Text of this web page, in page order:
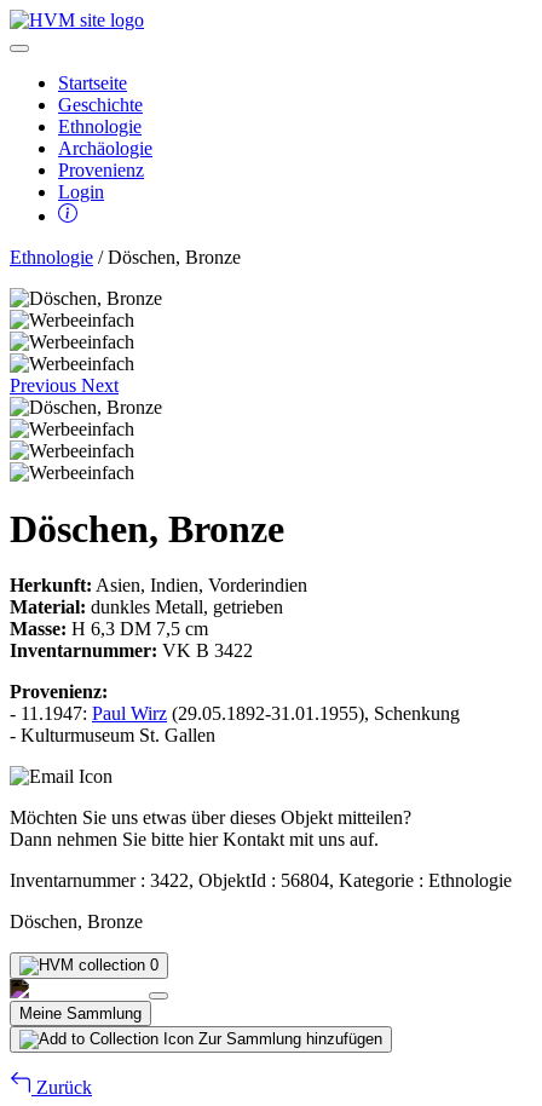
Startseite
Geschichte
Ethnologie
Archäologie
Provenienz
Login
Ethnologie / Döschen, Bronze
Previous Next
Döschen, Bronze
Herkunft: Asien, Indien, Vorderindien
Material: dunkles Metall, getrieben
Masse: H 6,3 DM 7,5 cm
Inventarnummer: VK B 3422
Provenienz:
- 11.1947: Paul Wirz (29.05.1892-31.01.1955), Schenkung
- Kulturmuseum St. Gallen
Möchten Sie uns etwas über dieses Objekt mitteilen?
Dann nehmen Sie bitte hier Kontakt mit uns auf.
Inventarnummer : 3422, ObjektId : 56804, Kategorie : Ethnologie
Döschen, Bronze
0
Meine Sammlung
Zur Sammlung hinzufügen
Zurück